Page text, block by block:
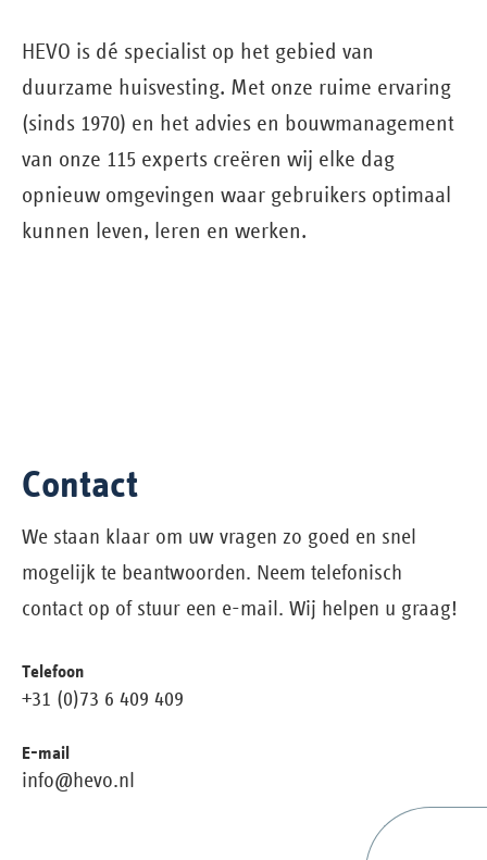
HEVO is dé specialist op het gebied van
duurzame huisvesting. Met onze ruime ervaring
(sinds 1970) en het advies en bouw­management
van onze 115 experts creëren wij elke dag
opnieuw omgevingen waar gebruikers optimaal
kunnen leven, leren en werken.
Contact
We staan klaar om uw vragen zo goed en snel
mogelijk te beantwoorden. Neem telefonisch
contact op of stuur een e-mail. Wij helpen u graag!
Telefoon
+31 (0)73 6 409 409
E-mail
info@hevo.nl